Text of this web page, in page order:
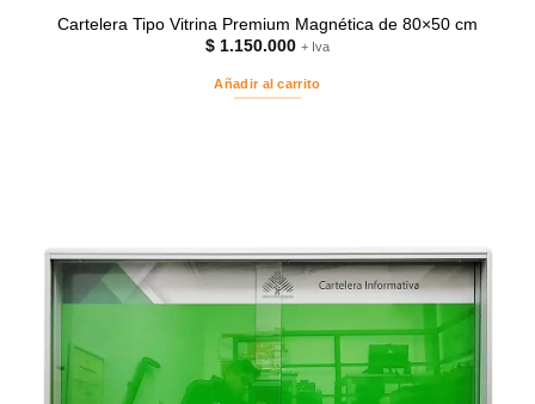
Cartelera Tipo Vitrina Premium Magnética de 80×50 cm
$ 1.150.000 + Iva
Añadir al carrito